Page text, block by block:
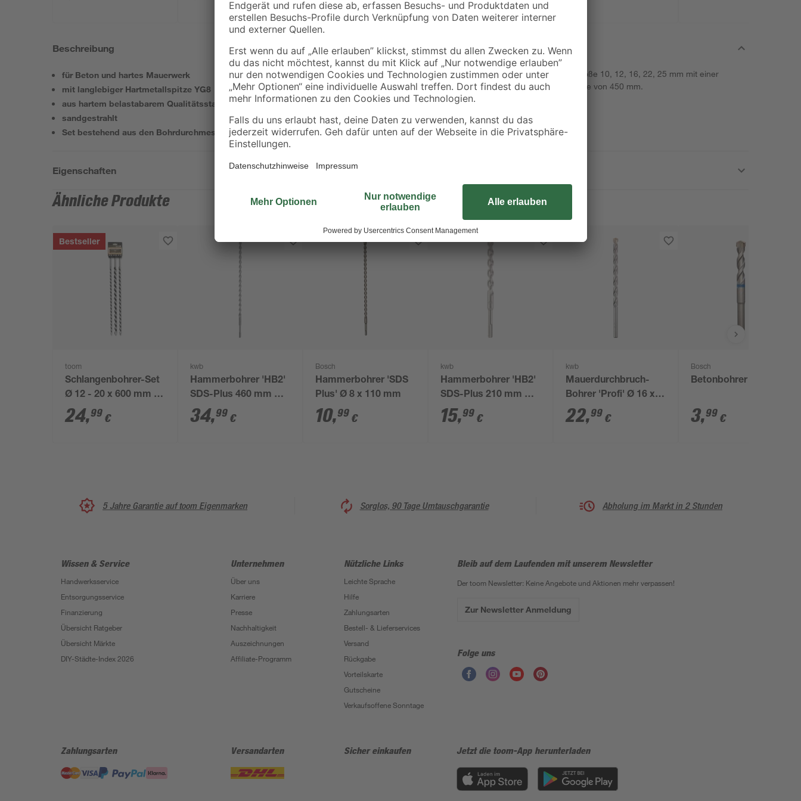
Beschreibung
für Beton und hartes Mauerwerk
mit langlebiger Hartmetallspitze YG8
aus hartem belastabarem Qualitätsstahl 40Cr
sandgestrahlt
Set bestehend aus den Bohrdurchmessern 10, 12, 16, 22, 25 mm
Set bestehend aus jeweils einem Bohrer der Größe 10, 12, 16, 22, 25 mm mit einer
Gesamtlänge von 600 mm und einer Arbeitslänge von 450 mm.
Eigenschaften
Ähnliche Produkte
Bestseller
toom
Schlangenbohrer-Set
Ø 12 - 20 x 600 mm 3-
teilig
24,99 €
kwb
Hammerbohrer 'HB2'
SDS-Plus 460 mm Ø
16 mm
34,99 €
Bosch
Hammerbohrer 'SDS
Plus' Ø 8 x 110 mm
10,99 €
kwb
Hammerbohrer 'HB2'
SDS-Plus 210 mm Ø
16 mm
15,99 €
kwb
Mauerdurchbruch-
Bohrer 'Profi' Ø 16 x
400 mm
22,99 €
Bosch
Betonbohrer Ø 4 mm
3,99 €
5 Jahre Garantie auf toom Eigenmarken Sorglos, 90 Tage Umtauschgarantie Abholung im Markt in 2 Stunden
Wissen & Service
Handwerksservice
Entsorgungsservice
Finanzierung
Übersicht Ratgeber
Übersicht Märkte
DIY-Städte-Index 2026
Unternehmen
Über uns
Karriere
Presse
Nachhaltigkeit
Auszeichnungen
Affiliate-Programm
Nützliche Links
Leichte Sprache
Hilfe
Zahlungsarten
Bestell- & Lieferservices
Versand
Rückgabe
Vorteilskarte
Gutscheine
Verkaufsoffene Sonntage
Bleib auf dem Laufenden mit unserem Newsletter
Der toom Newsletter: Keine Angebote und Aktionen mehr verpassen!
Zur Newsletter Anmeldung
Folge uns
Zahlungsarten Versandarten Sicher einkaufen Jetzt die toom-App herunterladen